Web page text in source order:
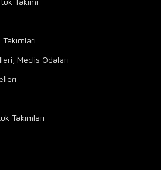
Meclis Odaları
Takımları